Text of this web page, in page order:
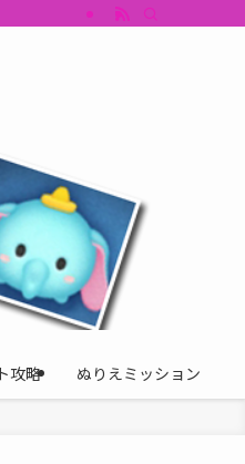
イベント、ツムツム攻略、ツムツ
攻略 ぬりえミッション